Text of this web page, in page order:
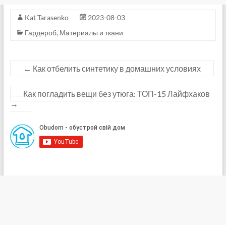
Kat Tarasenko
2023-08-03
Гардероб, Материалы и ткани
← Как отбелить синтетику в домашних условиях
Как погладить вещи без утюга: ТОП-15 Лайфхаков
→